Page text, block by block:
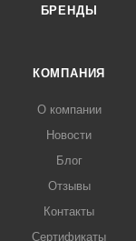
БРЕНДЫ
КОМПАНИЯ
О компании
Новости
Блог
Отзывы
Контакты
Сертификаты